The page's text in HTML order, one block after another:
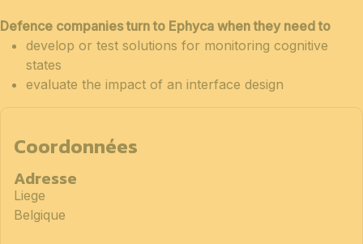
Defence companies turn to Ephyca when they need to
develop or test solutions for monitoring cognitive
states
evaluate the impact of an interface design
Coordonnées
Adresse
Liege
Belgique